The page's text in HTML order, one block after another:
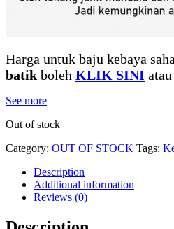
Harga untuk baju kebaya
batik boleh KLIK SINI atau
See more
Out of stock
Category: OUT OF STOCK Tags:
Description
Additional information
Reviews (0)